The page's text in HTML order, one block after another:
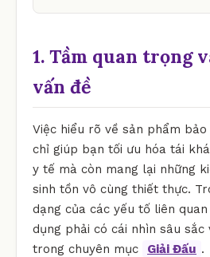
1. Tầm quan trọng
vấn đề
Việc hiểu rõ về sản phẩm
chỉ giúp bạn tối ưu hóa tái
y tế mà còn mang lại những
sinh tồn vô cùng thiết thực.
dạng của các yếu tố liên
dụng phải có cái nhìn sâu sắc
trong chuyên mục
Giải Đấu .